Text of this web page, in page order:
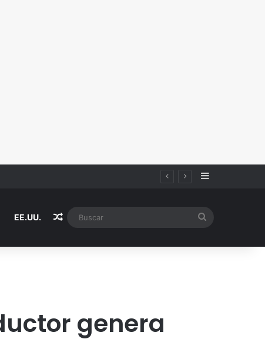
Sidebar
EE.UU. Random Article
genera